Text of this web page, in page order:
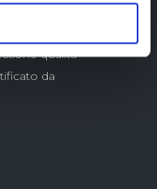
qualità
da